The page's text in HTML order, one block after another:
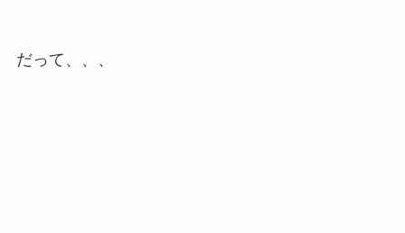
だって、、、